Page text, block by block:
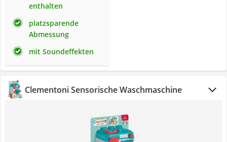
enthalten
platzsparende
Abmessung
mit Soundeffekten
Clementoni Sensorische Waschmaschine